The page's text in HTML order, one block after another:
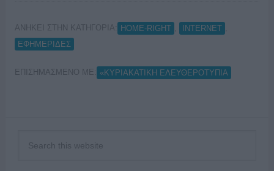
ΑΝΗΚΕΙ ΣΤΗΝ ΚΑΤΗΓΟΡΙΑ: HOME-RIGHT INTERNET
ΕΦΗΜΕΡΙΔΕΣ
ΕΠΙΣΗΜΑΣΜΕΝΟ ΜΕ: «ΚΥΡΙΑΚΑΤΙΚΗ ΕΛΕΥΘΕΡΟΤΥΠΙΑ